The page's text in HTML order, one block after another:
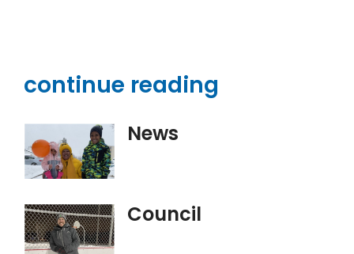
continue reading
News
Council